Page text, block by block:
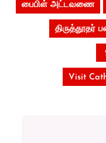
பைபிள் அட்டவணை
திருத்தூதர்
Visit